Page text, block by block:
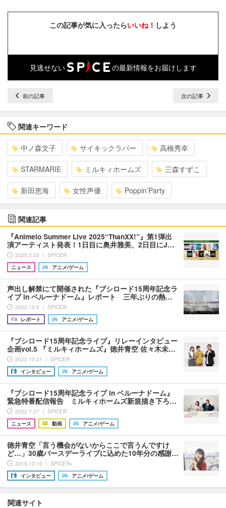
この記事が気に入ったらいいね！ しよう
見逃せない の最新情報をお届けします
前の記事 次の記事
関連キーワード
中ノ森文子 サイキックラバー 高橋秀幸
STARMARIE ミルキィホームズ 三森すずこ
新田恵海 女性声優 Poppin’Party
関連記事
『Animelo Summer Live 2025“ThanXX!”』第1弾出
演アーティスト発表！1日目に奥井雅美、2日目にJ…
2025.3.23 ｜ SPICER
ニュース
アニメ/ゲーム
声出し解禁にて開催された『ブシロード15周年記念ラ
イブ in ベルーナドーム』レポート 三年ぶりの熱…
2022.12.5 ｜ SPICER
レポート
アニメ/ゲーム
『ブシロード15周年記念ライブ』リレーインタビュー
企画vol.5 『ミルキィホームズ』徳井青空 佐々木未…
2022.10.21 ｜ SPICER
インタビュー
アニメ/ゲーム
『ブシロード15周年記念ライブ in ベルーナドーム』
緊急特番配信報告 ミルキィホームズ新規描き下ろ…
2022.7.27 ｜ SPICER
ニュース
動画 アニメ/ゲーム
徳井青空「言う機会がないからここで言うんですけ
ど…」30歳バースデーライブに込めた10年分の感謝…
2019.12.10 ｜ SPICER+
インタビュー
アニメ/ゲーム
関連サイト